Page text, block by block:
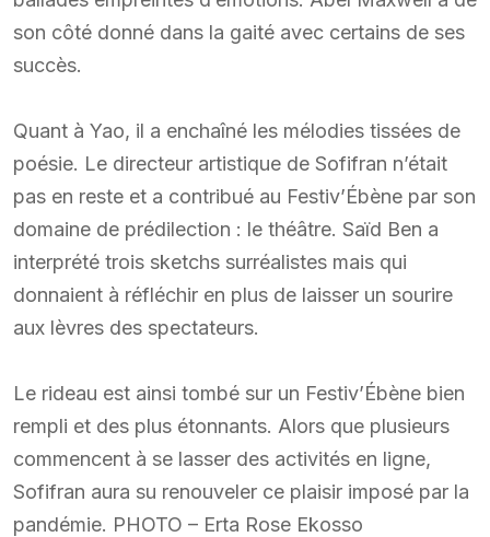
son côté donné dans la gaité avec certains de ses
succès.
Quant à Yao, il a enchaîné les mélodies tissées de
poésie. Le directeur artistique de Sofifran n’était
pas en reste et a contribué au Festiv’Ébène par son
domaine de prédilection : le théâtre. Saïd Ben a
interprété trois sketchs surréalistes mais qui
donnaient à réfléchir en plus de laisser un sourire
aux lèvres des spectateurs.
Le rideau est ainsi tombé sur un Festiv’Ébène bien
rempli et des plus étonnants. Alors que plusieurs
commencent à se lasser des activités en ligne,
Sofifran aura su renouveler ce plaisir imposé par la
pandémie. PHOTO – Erta Rose Ekosso